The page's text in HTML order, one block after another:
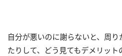
自分が悪いのに謝らないと、周
たりして、どう見てもデメリット